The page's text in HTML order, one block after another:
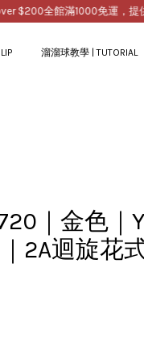
全館滿1000免運，提供
溜溜球教學 | TUTORIAL
｜金色｜
｜2A迴旋花